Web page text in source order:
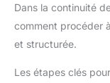
Dans la continuité
comment procéder
et structurée.
Les étapes clés